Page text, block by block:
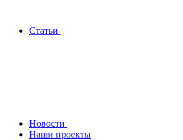
Статьи
Новости
Наши проекты